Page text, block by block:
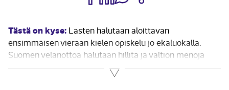
Tästä on kyse: Lasten halutaan aloittavan
ensimmäisen vieraan kielen opiskelu jo ekaluokalla.
Suomen velanottoa halutaan hillitä ja valtion menoja
vähentää. Hyvinvoinnin ja terveyden edistämisen
tärkeyttä halutaan korostaa. Yli 64-vuotiaiden
Lue lisää